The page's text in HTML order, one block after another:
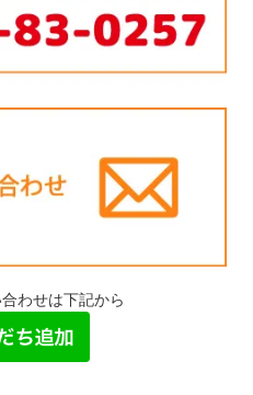
わせは下記から